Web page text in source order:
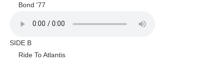
Bond '77
SIDE B
Ride To Atlantis